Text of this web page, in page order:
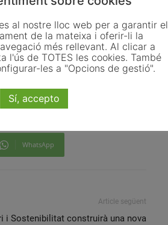
de forces policials armades”,
rebuig Sindicats
WhatsApp
Article següent
i Sostenibilitat construirà una nova
al nostre lloc web per a garantir el
de la mateixa i oferir-li la
més rellevant. Al clicar a
l'ús de TOTES les cookies. També
les a "Opcions de gestió".
Sí, accepto